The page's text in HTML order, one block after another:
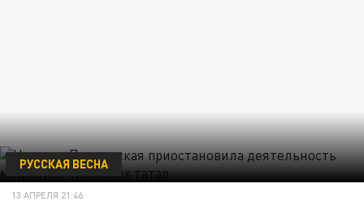
РУССКАЯ ВЕСНА
13 АПРЕЛЯ 21:46